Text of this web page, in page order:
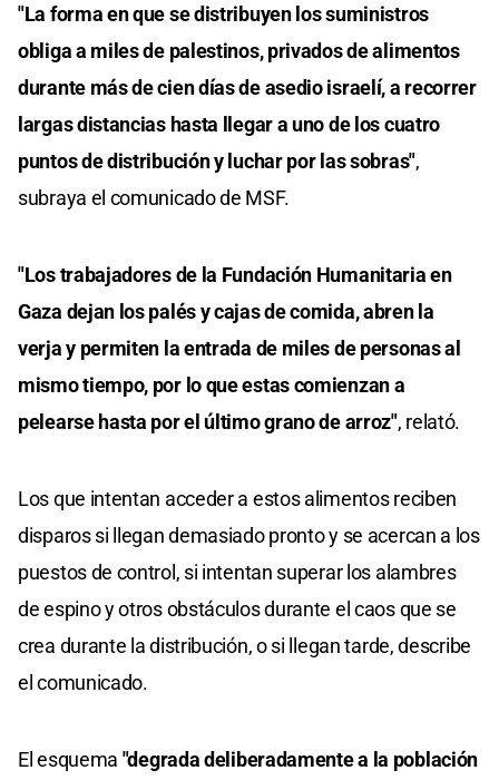
"La forma en que se distribuyen los suministros
obliga a miles de palestinos, privados de alimentos
durante más de cien días de asedio israelí, a recorrer
largas distancias hasta llegar a uno de los cuatro
puntos de distribución y luchar por las sobras",
subraya el comunicado de MSF.
"Los trabajadores de la Fundación Humanitaria en
Gaza dejan los palés y cajas de comida, abren la
verja y permiten la entrada de miles de personas al
mismo tiempo, por lo que estas comienzan a
pelearse hasta por el último grano de arroz", relató.
Los que intentan acceder a estos alimentos reciben
disparos si llegan demasiado pronto y se acercan a los
puestos de control, si intentan superar los alambres
de espino y otros obstáculos durante el caos que se
crea durante la distribución, o si llegan tarde, describe
el comunicado.
El esquema "degrada deliberadamente a la población